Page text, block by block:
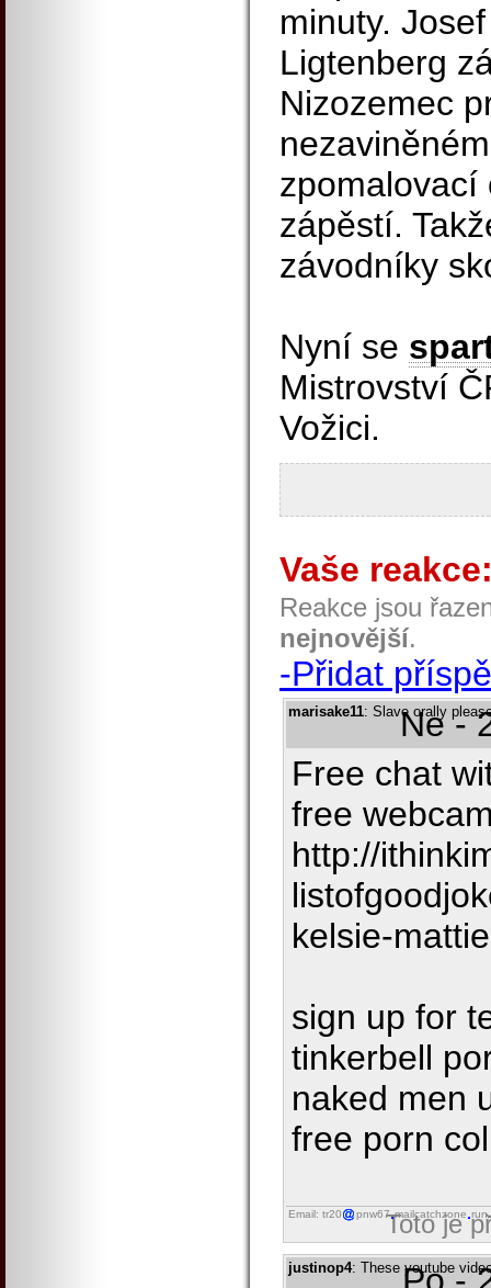
minuty.
Ligtenberg
Nizozemec
zpomalovací
zápěstí.
závodníky
Nyní se
Mistrovství
Vožici.
Vaše
Reakce jsou
nejnovější.
-Přidat
marisake11: Slave orally
Ne -
Free chat
free
http://
kelsie-mattie
sign up for
tinkerbell
naked men
free porn
Email: tr20 pnw67 mailcatchzone run
Toto je
justinop4: These youtube